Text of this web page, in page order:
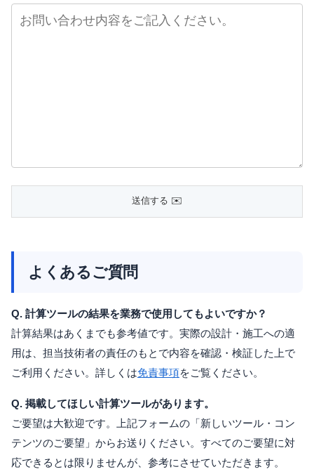
よくあるご質問
Q. 計算ツールの結果を業務で使用してもよいですか？
計算結果はあくまでも参考値です。実際の設計・施工への適
用は、担当技術者の責任のもとで内容を確認・検証した上で
ご利用ください。詳しくは免責事項をご覧ください。
Q. 掲載してほしい計算ツールがあります。
ご要望は大歓迎です。上記フォームの「新しいツール・コン
テンツのご要望」からお送りください。すべてのご要望に対
応できるとは限りませんが、参考にさせていただきます。